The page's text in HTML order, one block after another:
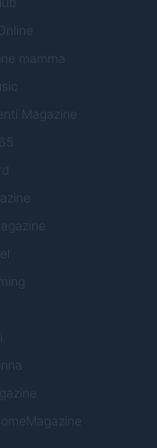
mamma
Magazine